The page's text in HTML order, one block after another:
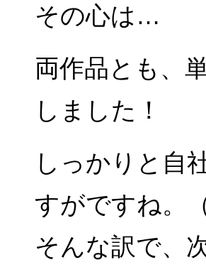
その心は…
両作品とも、
しました！
しっかりと自
すがですね。
そんな訳で、